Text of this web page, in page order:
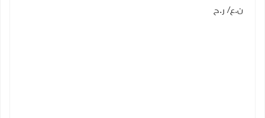
ن.ع/ ر.ح